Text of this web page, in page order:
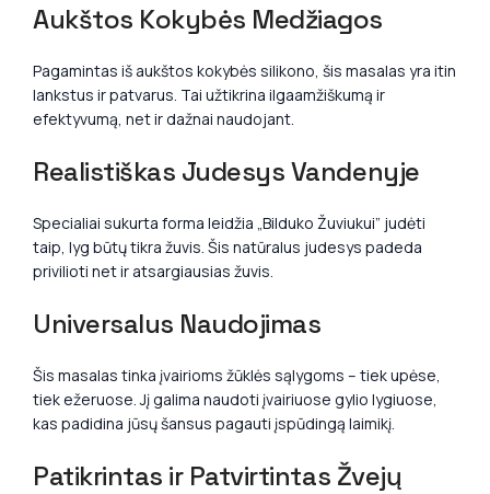
Aukštos Kokybės Medžiagos
Pagamintas iš aukštos kokybės silikono, šis masalas yra itin
lankstus ir patvarus. Tai užtikrina ilgaamžiškumą ir
efektyvumą, net ir dažnai naudojant.
Realistiškas Judesys Vandenyje
Specialiai sukurta forma leidžia „Bilduko Žuviukui” judėti
taip, lyg būtų tikra žuvis. Šis natūralus judesys padeda
privilioti net ir atsargiausias žuvis.
Universalus Naudojimas
Šis masalas tinka įvairioms žūklės sąlygoms – tiek upėse,
tiek ežeruose. Jį galima naudoti įvairiuose gylio lygiuose,
kas padidina jūsų šansus pagauti įspūdingą laimikį.
Patikrintas ir Patvirtintas Žvejų